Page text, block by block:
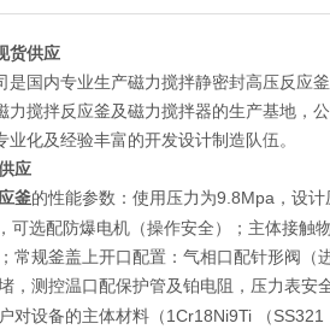
货供应
是国内专业生产磁力搅拌静密封高压反应
力搅拌反应釜及磁力搅拌器的生产基地，
化及经验丰富的开发设计制造队伍。
应
釜的性能参数：使用压力为9.8Mpa ，设计
可选配防爆电机（操作安全）；主体接触
常规釜盖上开口配置：气相口配针形阀
，测控温口配保护管及铂电阻，压力表
对设备的主体材料（1Cr18Ni9Ti （ SS321